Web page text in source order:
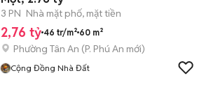
3 PN Nhà mặt phố, mặt tiền
2,76 tỷ 46 tr/m² 60 m²
Phường Tân An (P. Phú An mới)
Cộng Đồng Nhà Đất